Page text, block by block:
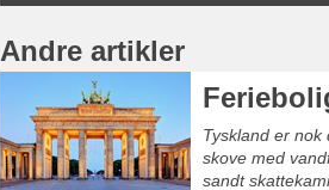
Andre artikler
Tyskland er
skove med
sandt